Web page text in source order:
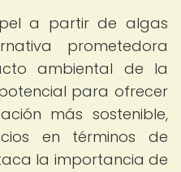
a partir de algas
prometedora
ambiental de la
para ofrecer
más sostenible,
en términos de
la importancia de